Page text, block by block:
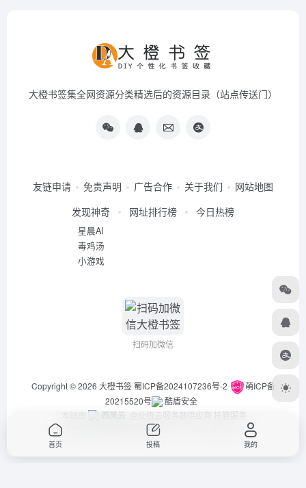
大橙书签集全网资源分类精选后的资源目录（站点传送门）
友链申请 免责声明 广告合作 关于我们
网站地图
发现神奇
星晨AI
毒鸡汤
小游戏
网址排行榜 今日热榜
扫码加微信
Copyright © 2026 大橙书签 蜀ICP备2024107236号-2
萌ICP备
20215520号
酷盾安全
本站由
西风云 企业级云服务器供应商 托管服务
违法举报/投稿等事物联系邮箱：arch_chen@qq.com
首页 投稿 我的